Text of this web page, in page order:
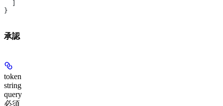
}
承認
token
string
query
必須